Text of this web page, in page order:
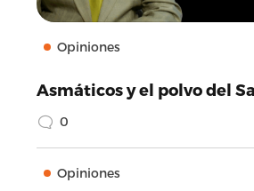
Opiniones
Asmáticos y el polvo del
0
Opiniones